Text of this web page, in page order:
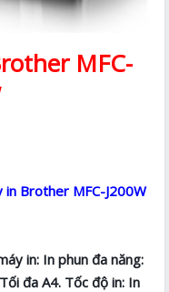
MFC-
Brother MFC-J200W
in: In phun đa năng:
đa A4. Tốc độ in: In